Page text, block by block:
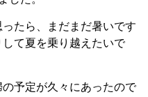
たら、まだまだ暑いです
て夏を乗り越えたいで
予定が久々にあったので